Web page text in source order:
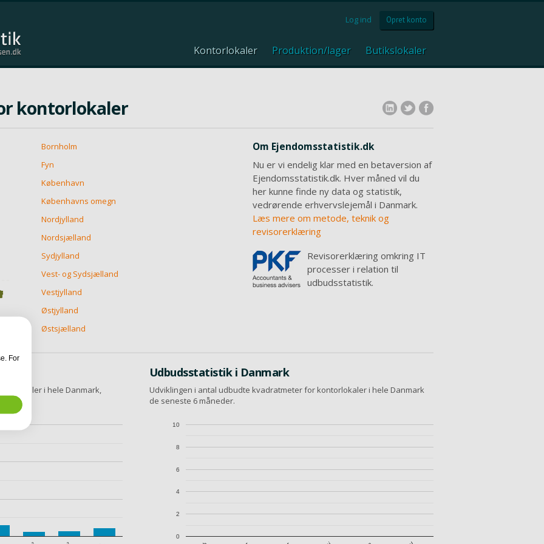
Log ind Opret konto
Kontorlokaler Produktion/lager Butikslokaler
kontorlokaler
Bornholm
Fyn
København
Københavns omegn
Nordjylland
Nordsjælland
Sydjylland
Vest- og Sydsjælland
Vestjylland
Østjylland
Østsjælland
Om Ejendomsstatistik.dk
Nu er vi endelig klar med en betaversion af
Ejendomsstatistik.dk. Hver måned vil du
her kunne finde ny data og statistik,
vedrørende erhvervslejemål i Danmark.
Læs mere om metode, teknik og
revisorerklæring
Revisorerklæring omkring IT
processer i relation til
udbudsstatistik.
i hele Danmark,
Udbudsstatistik i Danmark
Udviklingen i antal udbudte kvadratmeter for kontorlokaler i hele Danmark
de seneste 6 måneder.
0
2
4
6
8
10
For